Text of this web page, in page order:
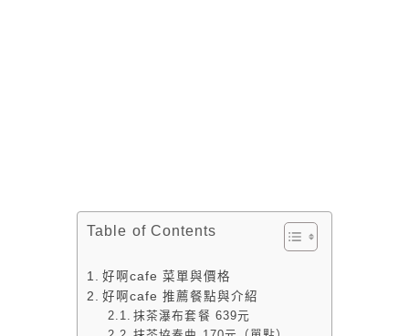
Table of Contents
好啊cafe 菜單與價格
好啊cafe 推薦餐點與介紹
抹茶瀑布套餐 639元